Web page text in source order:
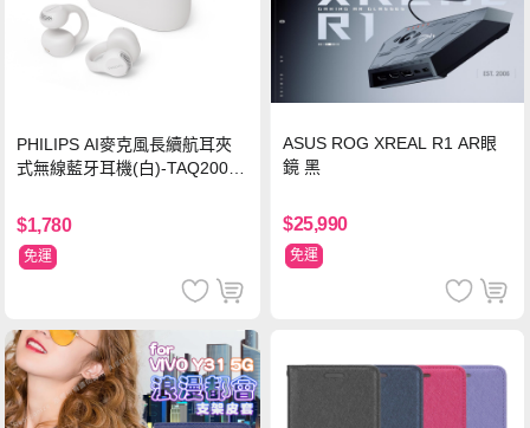
PHILIPS AI麥克風長續航耳夾
式無線藍牙耳機(白)-TAQ2000
$1,780
免運
ASUS ROG XREAL R1 AR眼
鏡 黑
$25,990
免運